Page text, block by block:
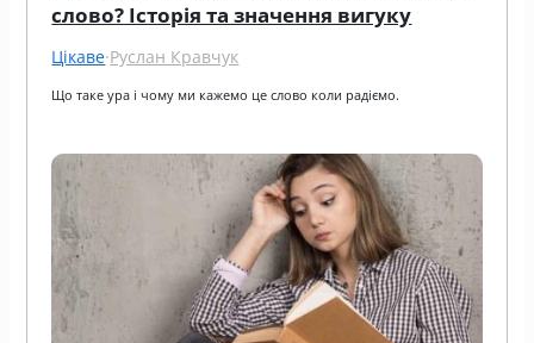
слово? Історія та значення вигуку
Цікаве·Руслан Кравчук
Що таке ура і чому ми кажемо це слово коли радіємо.